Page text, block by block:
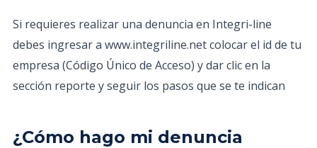
Si requieres realizar una denuncia en Integri-line
debes ingresar a www.integriline.net colocar el id de tu
empresa (Código Único de Acceso) y dar clic en la
sección reporte y seguir los pasos que se te indican
¿Cómo hago mi denuncia